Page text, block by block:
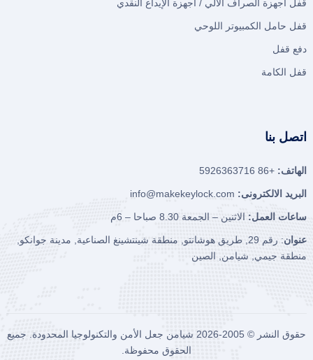
قفل أجهزة الصراف الآلي / أجهزة الإيداع النقدي
قفل حامل الكمبيوتر اللوحي
دفع قفل
قفل الكامة
اتصل بنا
الهاتف: +86 5926363716
البريد الالكترونى: info@makekeylock.com
ساعات العمل: الاثنين – الجمعة 8.30 صباحا – 6م
عنوان
: رقم 29, طريق هوشانتو, منطقة شينتشينغ الصناعية, مدينة جوانكو,
منطقة جيمي, شيامن, الصين
حقوق النشر © 2005-2026 شيامن جعل الأمن والتكنولوجيا المحدودة. جميع
الحقوق محفوظة.